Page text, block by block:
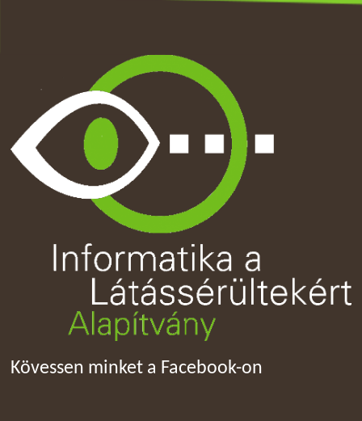
Kövessen minket a Facebook-on